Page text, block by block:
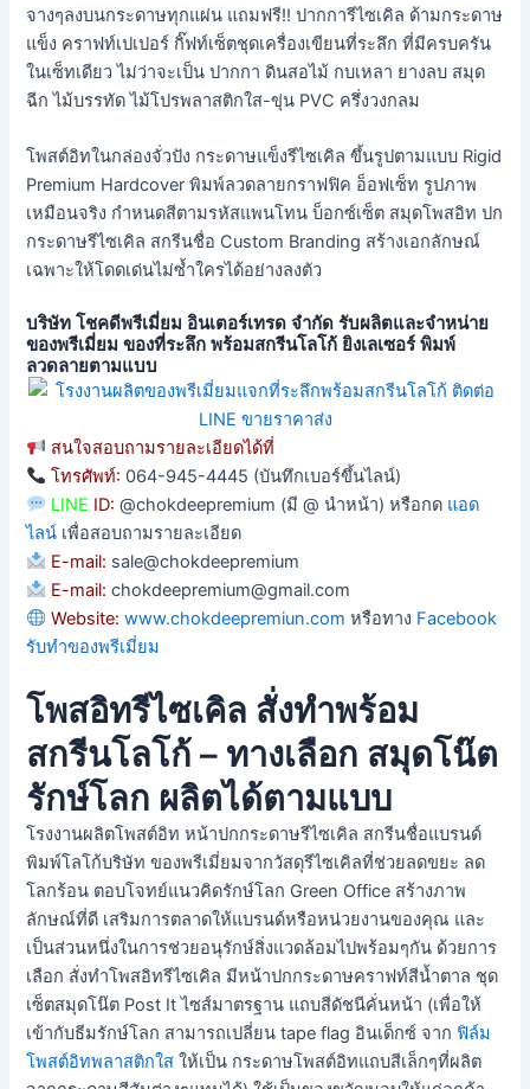
จางๆลงบนกระดาษทุกแผ่น แถมฟรี!! ปากการีไซเคิล ด้ามกระดาษ
แข็ง คราฟท์เปเปอร์ กิ๊ฟท์เซ็ตชุดเครื่องเขียนที่ระลึก ที่มีครบครัน
ในเซ็ทเดียว ไม่ว่าจะเป็น ปากกา ดินสอไม้ กบเหลา ยางลบ สมุด
ฉีก ไม้บรรทัด ไม้โปรพลาสติกใส-ขุ่น PVC ครึ่งวงกลม
โพสต์อิทในกล่องจั่วปัง กระดาษแข็งรีไซเคิล ขึ้นรูปตามแบบ Rigid
Premium Hardcover พิมพ์ลวดลายกราฟฟิค อ็อฟเซ็ท รูปภาพ
เหมือนจริง กำหนดสีตามรหัสแพนโทน บ็อกซ์เซ็ต สมุดโพสอิท ปก
กระดาษรีไซเคิล สกรีนชื่อ Custom Branding สร้างเอกลักษณ์
เฉพาะให้โดดเด่นไม่ซ้ำใครได้อย่างลงตัว
บริษัท โชคดีพรีเมี่ยม อินเตอร์เทรด จำกัด รับผลิตและจำหน่าย
ของพรีเมี่ยม ของที่ระลึก พร้อมสกรีนโลโก้ ยิงเลเซอร์ พิมพ์
ลวดลายตามแบบ
สนใจสอบถามรายละเอียดได้ที่
โทรศัพท์: 064-945-4445 (บันทึกเบอร์ขึ้นไลน์)
LINE ID: @chokdeepremium (มี @ นำหน้า) หรือกด แอด
ไลน์ เพื่อสอบถามรายละเอียด
E-mail: sale@chokdeepremium
E-mail: chokdeepremium@gmail.com
Website:www.chokdeepremiun.com หรือทาง Facebook
รับทำของพรีเมี่ยม
โพสอิทรีไซเคิล สั่งทำพร้อม
สกรีนโลโก้ – ทางเลือก สมุดโน๊ต
รักษ์โลก ผลิตได้ตามแบบ
โรงงานผลิตโพสต์อิท หน้าปกกระดาษรีไซเคิล สกรีนชื่อแบรนด์
พิมพ์โลโก้บริษัท ของพรีเมี่ยมจากวัสดุรีไซเคิลที่ช่วยลดขยะ ลด
โลกร้อน ตอบโจทย์แนวคิดรักษ์โลก Green Office สร้างภาพ
ลักษณ์ที่ดี เสริมการตลาดให้แบรนด์หรือหน่วยงานของคุณ และ
เป็นส่วนหนึ่งในการช่วยอนุรักษ์สิ่งแวดล้อมไปพร้อมๆกัน ด้วยการ
เลือก สั่งทำโพสอิทรีไซเคิล มีหน้าปกกระดาษคราฟท์สีน้ำตาล ชุด
เซ็ตสมุดโน๊ต Post It ไซส์มาตรฐาน แถบสีดัชนีคั่นหน้า (เพื่อให้
เข้ากับธีมรักษ์โลก สามารถเปลี่ยน tape flag อินเด็กซ์ จาก ฟิล์ม
โพสต์อิทพลาสติกใส ให้เป็น กระดาษโพสต์อิทแถบสีเล็กๆที่ผลิต